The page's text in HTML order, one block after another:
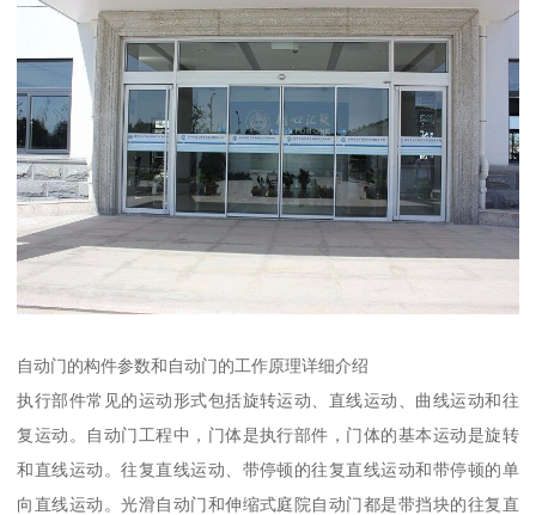
自动门的构件参数和自动门的工作原理详细介绍
执行部件常见的运动形式包括旋转运动、直线运动、曲线运动和往
复运动。自动门工程中，门体是执行部件，门体的基本运动是旋转
和直线运动。往复直线运动、带停顿的往复直线运动和带停顿的单
向直线运动。光滑自动门和伸缩式庭院自动门都是带挡块的往复直